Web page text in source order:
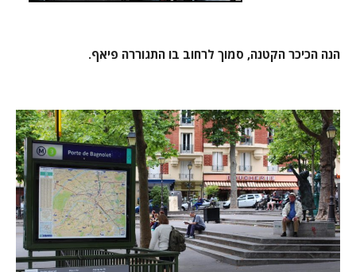
הנה הכיכר הקטנה, סמוך לרחוב בו התגוררה פיאף.